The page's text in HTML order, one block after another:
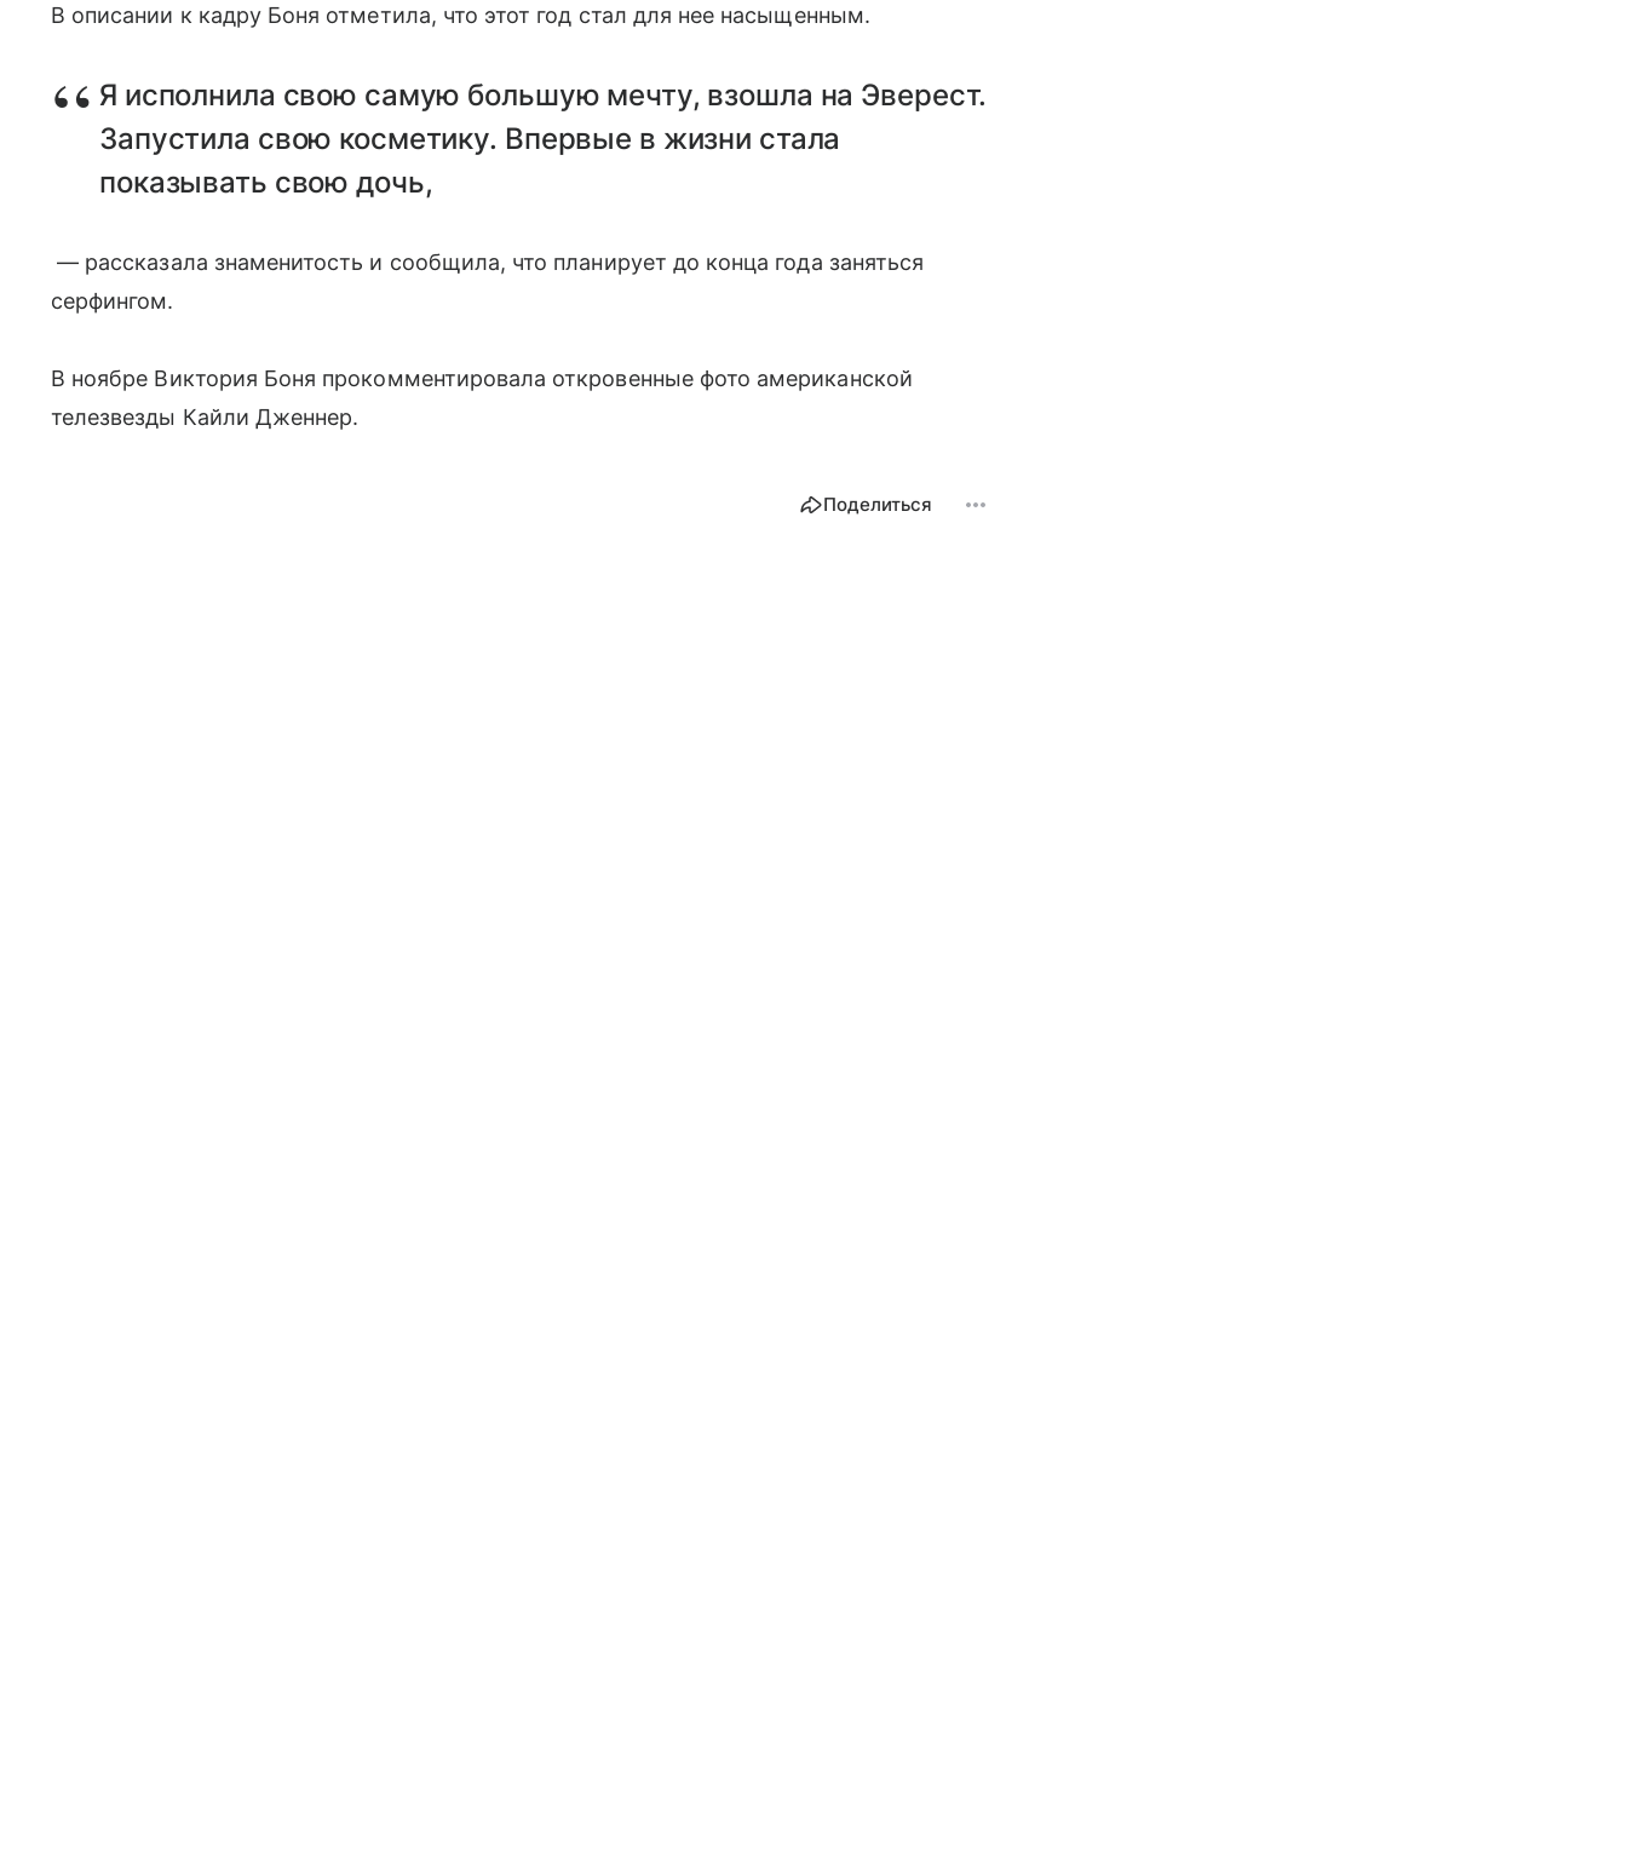
В описании к кадру Боня отметила, что этот год стал для нее насыщенным.
Я исполнила свою самую большую мечту, взошла на Эверест.
Запустила свою косметику. Впервые в жизни стала
показывать свою дочь,
— рассказала знаменитость и сообщила, что планирует до конца года заняться
серфингом.
В ноябре Виктория Боня прокомментировала откровенные фото американской
телезвезды Кайли Дженнер.
Поделиться